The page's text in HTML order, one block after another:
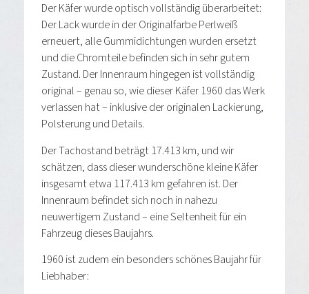
Der Käfer wurde optisch vollständig überarbeitet:
Der Lack wurde in der Originalfarbe Perlweiß
erneuert, alle Gummidichtungen wurden ersetzt
und die Chromteile befinden sich in sehr gutem
Zustand. Der Innenraum hingegen ist vollständig
original – genau so, wie dieser Käfer 1960 das Werk
verlassen hat – inklusive der originalen Lackierung,
Polsterung und Details.
Der Tachostand beträgt 17.413 km, und wir
schätzen, dass dieser wunderschöne kleine Käfer
insgesamt etwa 117.413 km gefahren ist. Der
Innenraum befindet sich noch in nahezu
neuwertigem Zustand – eine Seltenheit für ein
Fahrzeug dieses Baujahrs.
1960 ist zudem ein besonders schönes Baujahr für
Liebhaber: